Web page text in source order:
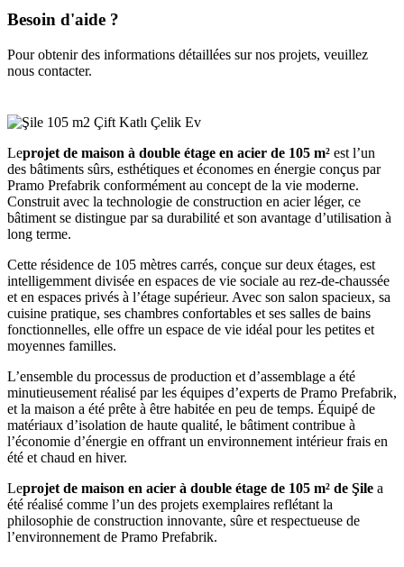
Besoin d'aide ?
Pour obtenir des informations détaillées sur nos projets, veuillez
nous contacter.
Leprojet de maison à double étage en acier de 105 m² est l’un
des bâtiments sûrs, esthétiques et économes en énergie conçus par
Pramo Prefabrik conformément au concept de la vie moderne.
Construit avec la technologie de construction en acier léger, ce
bâtiment se distingue par sa durabilité et son avantage d’utilisation à
long terme.
Cette résidence de 105 mètres carrés, conçue sur deux étages, est
intelligemment divisée en espaces de vie sociale au rez-de-chaussée
et en espaces privés à l’étage supérieur. Avec son salon spacieux, sa
cuisine pratique, ses chambres confortables et ses salles de bains
fonctionnelles, elle offre un espace de vie idéal pour les petites et
moyennes familles.
L’ensemble du processus de production et d’assemblage a été
minutieusement réalisé par les équipes d’experts de Pramo Prefabrik,
et la maison a été prête à être habitée en peu de temps. Équipé de
matériaux d’isolation de haute qualité, le bâtiment contribue à
l’économie d’énergie en offrant un environnement intérieur frais en
été et chaud en hiver.
Leprojet de maison en acier à double étage de 105 m² de Şile a
été réalisé comme l’un des projets exemplaires reflétant la
philosophie de construction innovante, sûre et respectueuse de
l’environnement de Pramo Prefabrik.